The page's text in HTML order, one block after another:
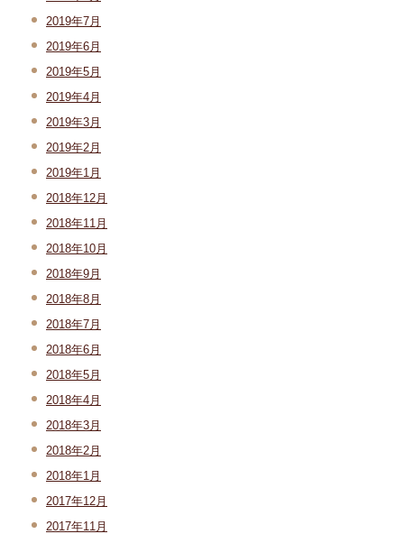
2019年7月
2019年6月
2019年5月
2019年4月
2019年3月
2019年2月
2019年1月
2018年12月
2018年11月
2018年10月
2018年9月
2018年8月
2018年7月
2018年6月
2018年5月
2018年4月
2018年3月
2018年2月
2018年1月
2017年12月
2017年11月